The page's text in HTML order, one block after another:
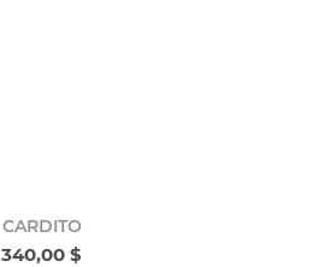
CARDITO
340,00 $